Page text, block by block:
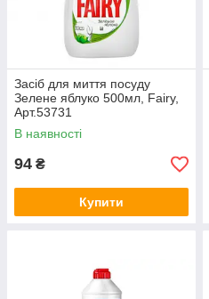
Засіб для миття посуду
Зелене яблуко 500мл, Fairy,
Арт.53731
В наявності
94 ₴
Купити